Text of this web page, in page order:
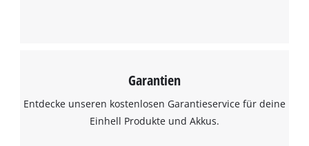
Garantien
Entdecke unseren kostenlosen Garantieservice für deine
Einhell Produkte und Akkus.